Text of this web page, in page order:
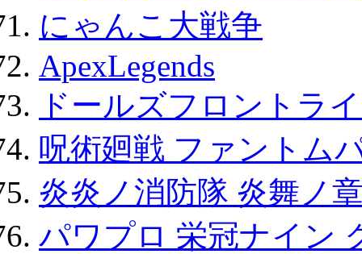
にゃんこ大戦争
ApexLegends
ドールズフロントラ
呪術廻戦 ファントム
炎炎ノ消防隊 炎舞ノ
パワプロ 栄冠ナイン